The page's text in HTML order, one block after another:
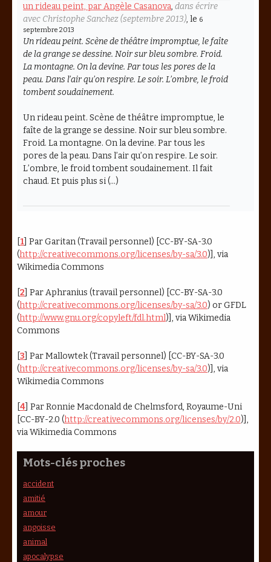
un rideau peint, par Angèle Casanova, dans écrire
avec Christophe Sanchez (septembre 2013), le 6
septembre 2013
Un rideau peint. Scène de théâtre impromptue, le faîte
de la grange se dessine. Noir sur bleu sombre. Froid.
La montagne. On la devine. Par tous les pores de la
peau. Dans l’air qu’on respire. Le soir. L’ombre, le froid
tombent soudainement.
Un rideau peint. Scène de théâtre impromptue, le
faîte de la grange se dessine. Noir sur bleu sombre.
Froid. La montagne. On la devine. Par tous les
pores de la peau. Dans l’air qu’on respire. Le soir.
L’ombre, le froid tombent soudainement. Il fait
chaud. Et puis plus si (…)
1 Par Garitan (Travail personnel) [CC-BY-SA-3.0
(http://creativecommons.org/licenses/by-sa/3.0)], via
Wikimedia Commons
2 Par Aphranius (travail personnel) [CC-BY-SA-3.0
(http://creativecommons.org/licenses/by-sa/3.0) or GFDL
(http://www.gnu.org/copyleft/fdl.html)], via Wikimedia
Commons
3 Par Mallowtek (Travail personnel) [CC-BY-SA-3.0
(http://creativecommons.org/licenses/by-sa/3.0)], via
Wikimedia Commons
4 Par Ronnie Macdonald de Chelmsford, Royaume-Uni
[CC-BY-2.0 (http://creativecommons.org/licenses/by/2.0)],
via Wikimedia Commons
Mots-clés proches
accident
amitié
amour
angoisse
animal
apocalypse